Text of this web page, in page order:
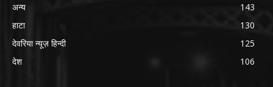
अन्य
143
हाटा
130
देवरिया न्यूज़ हिन्दी
125
देश
106